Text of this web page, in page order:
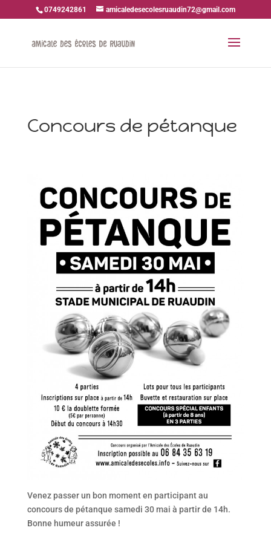
0749242861 amicaledesecolesruaudin72@gmail.com
Concours de pétanque
Venez passer un bon moment en participant au
concours de pétanque samedi 30 mai à partir de 14h.
Bonne humeur assurée !